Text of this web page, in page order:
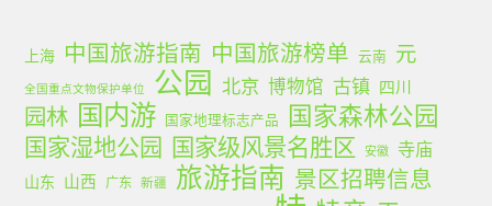
上海 中国旅游指南 中国旅游榜单 云南 元
全国重点文物保护单位 公园 北京 博物馆 古镇 四川
园林 国内游 国家地理标志产品 国家森林公园
国家湿地公园 国家级风景名胜区 安徽 寺庙
山东 山西 广东 新疆 旅游指南 景区招聘信息